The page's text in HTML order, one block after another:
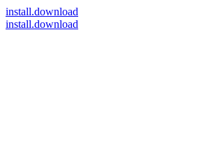
install.download
install.download